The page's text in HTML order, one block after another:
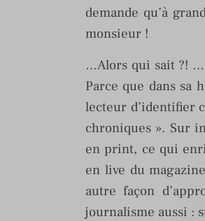
demande qu’à
monsieur !
…Alors qui sait ?!
Parce que dans sa
lecteur d’identifier
chroniques ». Sur
en print, ce qui
en live du
autre façon
journalisme aussi :